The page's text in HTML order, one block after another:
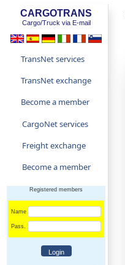
CARGOTRANS
Cargo/Truck via E-mail
TransNet services
TransNet exchange
Become a member
CargoNet services
Freight exchange
Become a member
Registered members
Name
Pass.